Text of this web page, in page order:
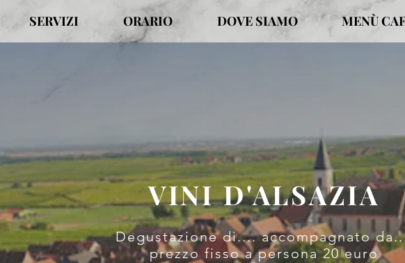
SERVIZI ORARIO DOVE SIAMO MENÙ
VINI D'ALSAZIA
Degustazione di.... accompagnato
prezzo fisso a persona 20 euro